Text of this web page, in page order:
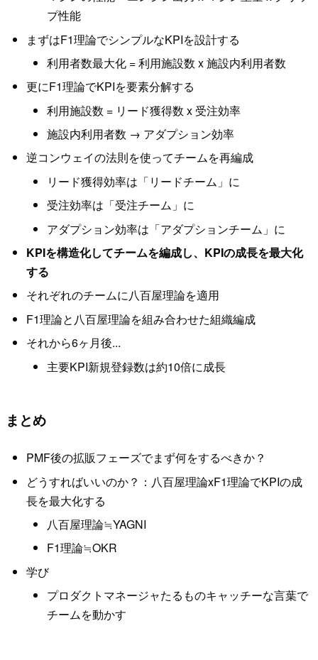
プ性能
まずはF1理論でシンプルなKPIを設計する
利用者数最大化 = 利用施設数 x 施設内利用者数
更にF1理論でKPIを要素分解する
利用施設数 = リード獲得数 x 受注効率
施設内利用者数 → アダプション効率
逆コンウェイの法則を使ってチームを再編成
リード獲得効率は「リードチーム」に
受注効率は「受注チーム」に
アダプション効率は「アダプションチーム」に
KPIを構造化してチームを編成し、KPIの成長を最大化
する
それぞれのチームに八百屋理論を適用
F1理論と八百屋理論を組み合わせた組織編成
それから6ヶ月後...
主要KPI新規登録数は約10倍に成長
まとめ
PMF後の拡販フェーズでまず何をするべきか？
どうすればいいのか？：八百屋理論xF1理論でKPIの成
長を最大化する
八百屋理論≒YAGNI
F1理論≒OKR
学び
プロダクトマネージャたるものキャッチーな言葉で
チームを動かす